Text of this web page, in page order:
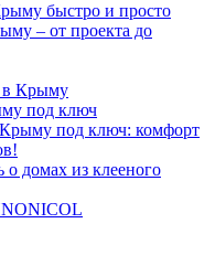
быстро и просто
– от проекта до
в Крыму
под ключ
под ключ: комфорт
о домах из клееного